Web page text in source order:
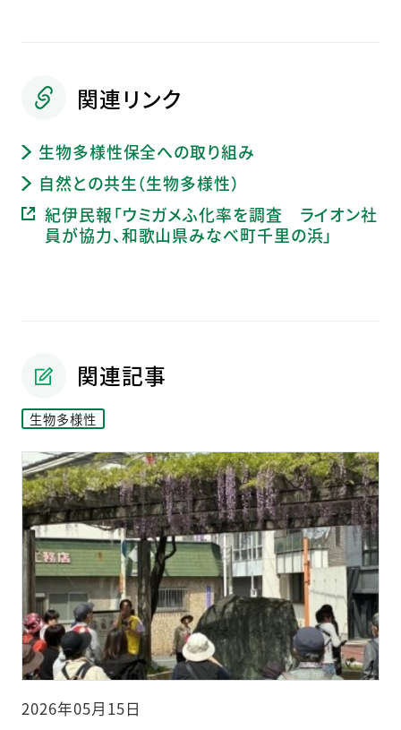
関連リンク
生物多様性保全への取り組み
自然との共生（生物多様性）
紀伊民報「ウミガメふ化率を調査 ライオン社
員が協力、和歌山県みなべ町千里の浜」
関連記事
生物多様性
2026年05月15日